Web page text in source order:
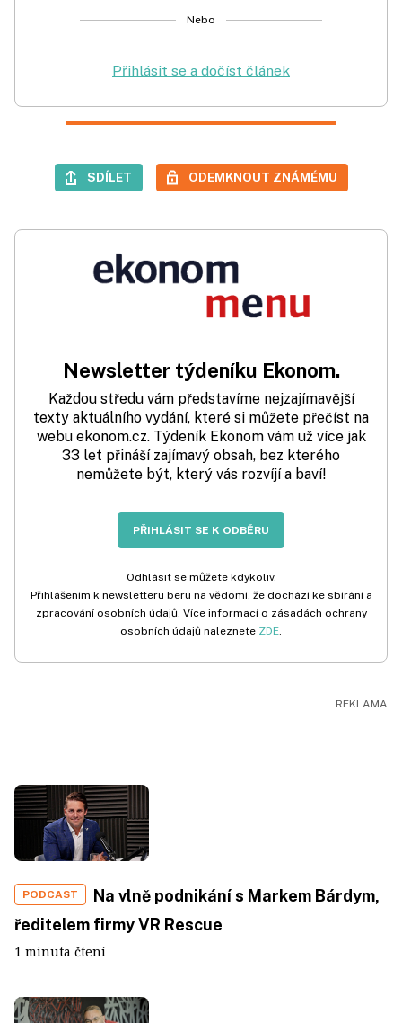
Nebo
Přihlásit se a dočíst článek
SDÍLET ODEMKNOUT ZNÁMÉMU
Newsletter týdeníku Ekonom.
Každou středu vám představíme nejzajímavější
texty aktuálního vydání, které si můžete přečíst na
webu ekonom.cz. Týdeník Ekonom vám už více jak
33 let přináší zajímavý obsah, bez kterého
nemůžete být, který vás rozvíjí a baví!
PŘIHLÁSIT SE K ODBĚRU
Odhlásit se můžete kdykoliv.
Přihlášením k newsletteru beru na vědomí, že dochází ke sbírání a
zpracování osobních údajů. Více informací o zásadách ochrany
osobních údajů naleznete ZDE.
PODCAST
Na vlně podnikání s Markem Bárdym,
ředitelem firmy VR Rescue
1 minuta čtení